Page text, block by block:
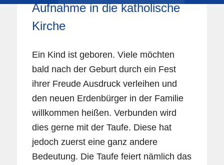
Aufnahme in die katholische
Kirche
Ein Kind ist geboren. Viele möchten
bald nach der Geburt durch ein Fest
ihrer Freude Ausdruck verleihen und
den neuen Erdenbürger in der Familie
willkommen heißen. Verbunden wird
dies gerne mit der Taufe. Diese hat
jedoch zuerst eine ganz andere
Bedeutung. Die Taufe feiert nämlich das